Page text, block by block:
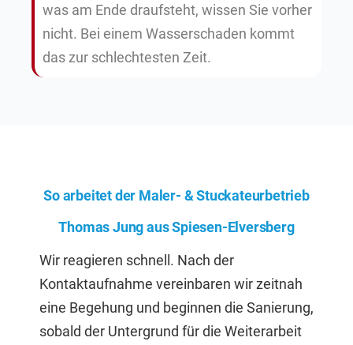
was am Ende draufsteht, wissen Sie vorher
nicht. Bei einem Wasserschaden kommt
das zur schlechtesten Zeit.
So arbeitet der Maler- & Stuckateurbetrieb
Thomas Jung aus Spiesen-Elversberg
Wir reagieren schnell. Nach der
Kontaktaufnahme vereinbaren wir zeitnah
eine Begehung und beginnen die Sanierung,
sobald der Untergrund für die Weiterarbeit